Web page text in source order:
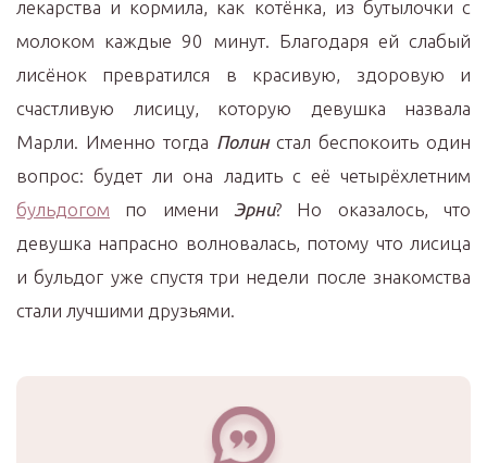
лекарства и кормила, как котёнка, из бутылочки с
молоком каждые 90 минут. Благодаря ей слабый
лисёнок превратился в красивую, здоровую и
счастливую лисицу, которую девушка назвала
Марли. Именно тогда Полинстал беспокоить один
вопрос: будет ли она ладить с её четырёхлетним
бульдогом по имени Эрни? Но оказалось, что
девушка напрасно волновалась, потому что лисица
и бульдог уже спустя три недели после знакомства
стали лучшими друзьями.